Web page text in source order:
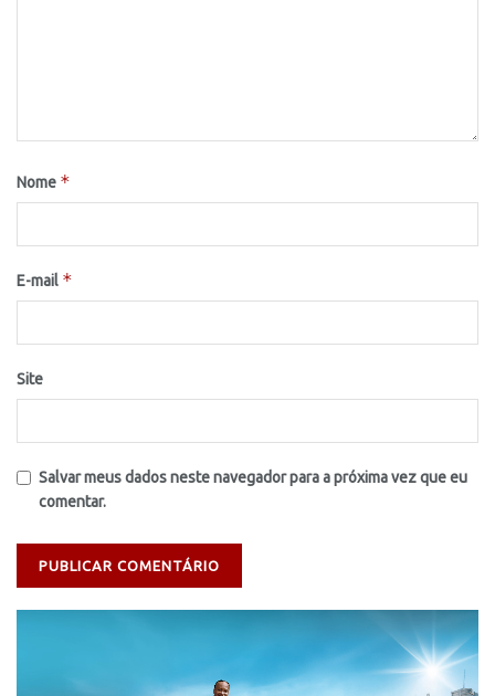
Nome *
E-mail *
Site
Salvar meus dados neste navegador para a próxima vez que eu
comentar.